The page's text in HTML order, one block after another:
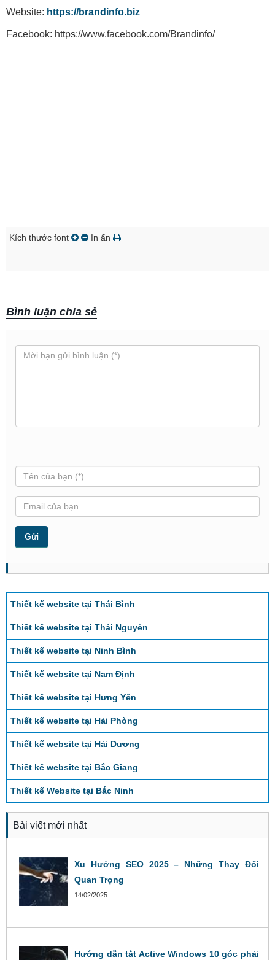
Website: https://brandinfo.biz
Facebook: https://www.facebook.com/Brandinfo/
Kích thước font In ấn
Bình luận chia sẻ
Thiết kế website tại Thái Bình
Thiết kế website tại Thái Nguyên
Thiết kế website tại Ninh Bình
Thiết kế website tại Nam Định
Thiết kế website tại Hưng Yên
Thiết kế website tại Hải Phòng
Thiết kế website tại Hải Dương
Thiết kế website tại Bắc Giang
Thiết kế Website tại Bắc Ninh
Bài viết mới nhất
Xu Hướng SEO 2025 – Những Thay Đổi
Quan Trọng
14/02/2025
Hướng dẫn tắt Active Windows 10 góc phải